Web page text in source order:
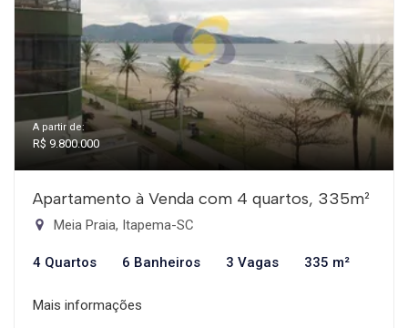
A partir de:
R$ 9.800.000
Apartamento à Venda com 4 quartos, 335m²
Meia Praia, Itapema-SC
4 Quartos 6 Banheiros 3 Vagas 335 m²
Mais informações